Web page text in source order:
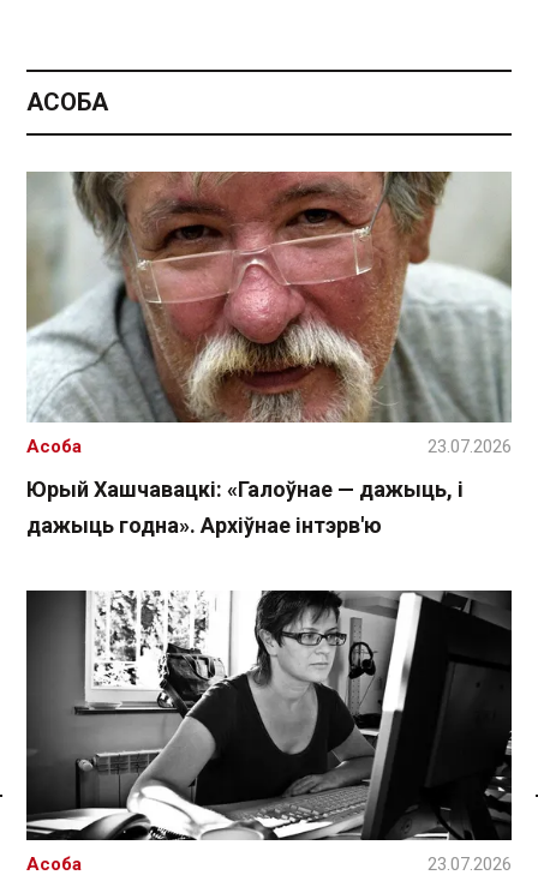
Спасылка без VPN
АСОБА
Юрый Хашчавацкі: «Галоўнае — дажыць, і
дажыць годна». Архіўнае інтэрв'ю
Асоба 23.07.2026
Асоба 23.07.2026